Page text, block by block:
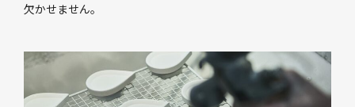
欠かせません。